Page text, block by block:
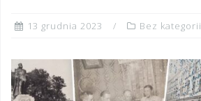
13 grudnia 2023 Bez kategorii